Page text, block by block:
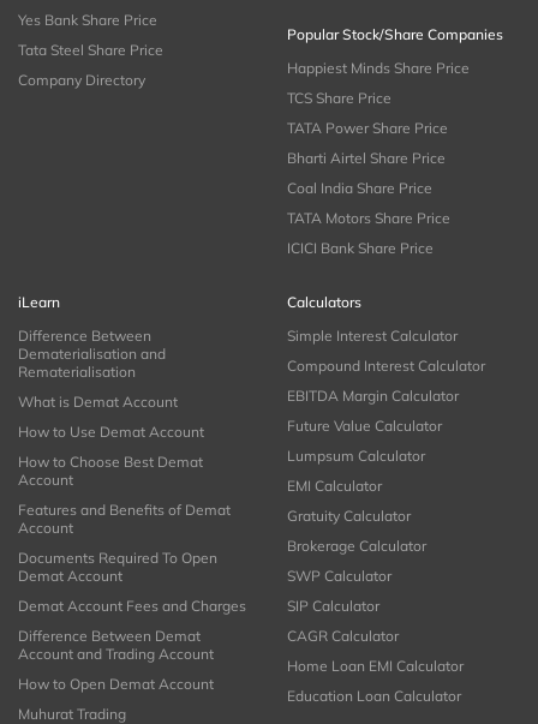
Yes Bank Share Price
Tata Steel Share Price
Company Directory
Popular Stock/Share Companies
Happiest Minds Share Price
TCS Share Price
TATA Power Share Price
Bharti Airtel Share Price
Coal India Share Price
TATA Motors Share Price
ICICI Bank Share Price
iLearn
Difference Between
Dematerialisation and
Rematerialisation
What is Demat Account
How to Use Demat Account
How to Choose Best Demat
Account
Features and Benefits of Demat
Account
Documents Required To Open
Demat Account
Demat Account Fees and Charges
Difference Between Demat
Account and Trading Account
How to Open Demat Account
Muhurat Trading
Calculators
Simple Interest Calculator
Compound Interest Calculator
EBITDA Margin Calculator
Future Value Calculator
Lumpsum Calculator
EMI Calculator
Gratuity Calculator
Brokerage Calculator
SWP Calculator
SIP Calculator
CAGR Calculator
Home Loan EMI Calculator
Education Loan Calculator